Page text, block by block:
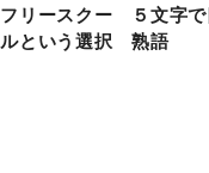
フリースクー
ルという選択
５文字
熟語